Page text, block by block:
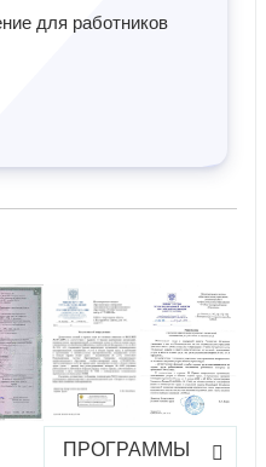
для работников
ПРОГРАММЫ